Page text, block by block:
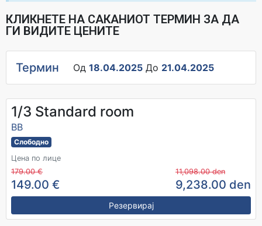
КЛИКНЕТЕ НА САКАНИОТ ТЕРМИН ЗА ДА
ГИ ВИДИТЕ ЦЕНИТЕ
Термин Од 18.04.2025 До 21.04.2025
1/3 Standard room
BB
Слободно
Цена по лице
179.00 €
149.00 €
11,098.00 den
9,238.00 den
Резервирај